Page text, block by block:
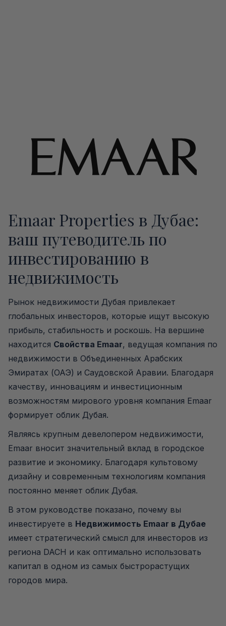
Emaar Properties в Дубае:
ваш путеводитель по
инвестированию в
недвижимость
Рынок недвижимости Дубая привлекает
глобальных инвесторов, которые ищут высокую
прибыль, стабильность и роскошь. На вершине
находится Свойства Emaar, ведущая компания по
недвижимости в Объединенных Арабских
Эмиратах (ОАЭ) и Саудовской Аравии. Благодаря
качеству, инновациям и инвестиционным
возможностям мирового уровня компания Emaar
формирует облик Дубая.
Являясь крупным девелопером недвижимости,
Emaar вносит значительный вклад в городское
развитие и экономику. Благодаря культовому
дизайну и современным технологиям компания
постоянно меняет облик Дубая.
В этом руководстве показано, почему вы
инвестируете в Недвижимость Emaar в Дубае
имеет стратегический смысл для инвесторов из
региона DACH и как оптимально использовать
капитал в одном из самых быстрорастущих
городов мира.